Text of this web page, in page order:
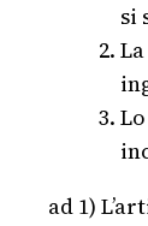
si
ad 1)